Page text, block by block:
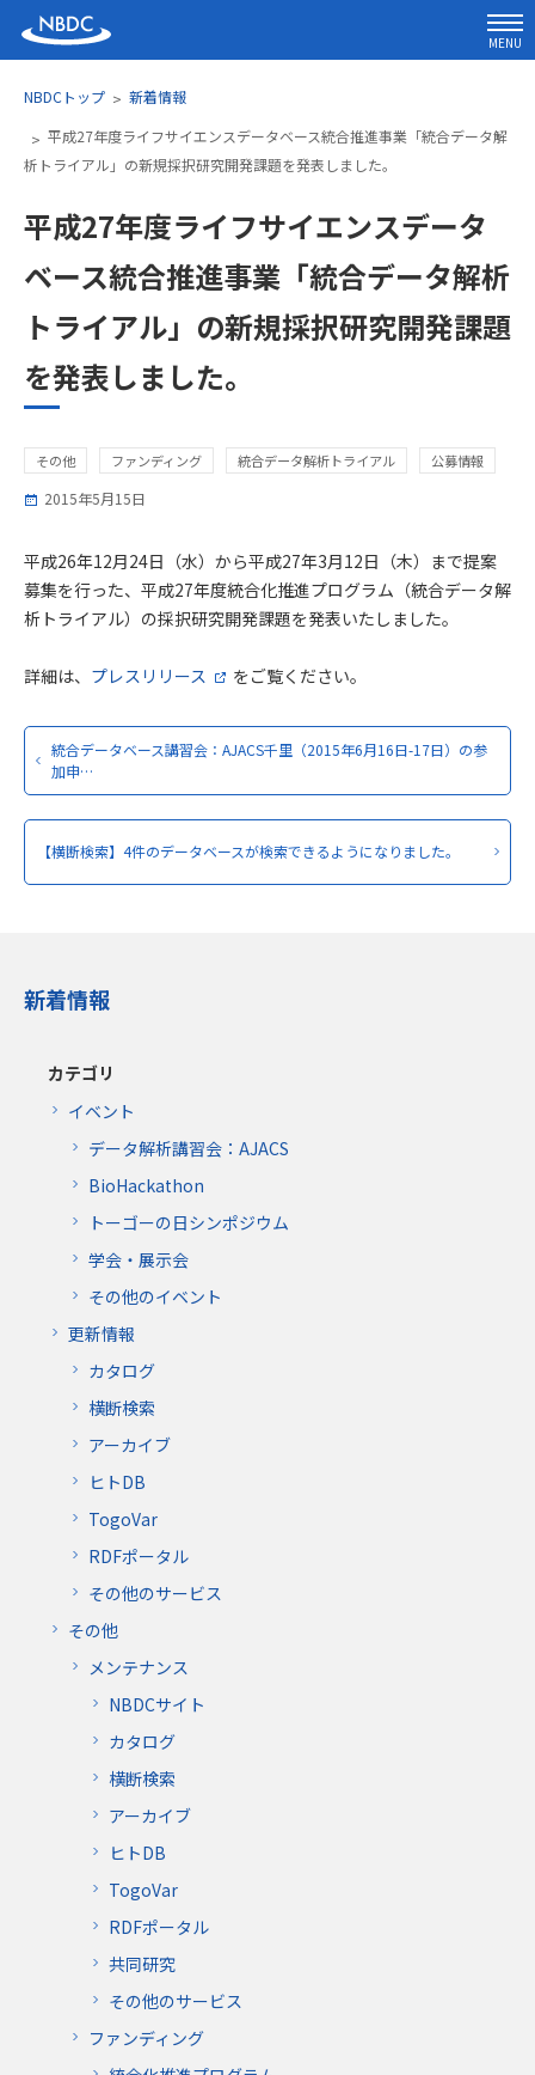
MENU
NBDCトップ
新着情報
平成27年度ライフサイエンスデータベース統合推進事業「統合データ解
析トライアル」の新規採択研究開発課題を発表しました。
平成27年度ライフサイエンスデータ
ベース統合推進事業「統合データ解析
トライアル」の新規採択研究開発課題
を発表しました。
その他 ファンディング 統合データ解析トライアル 公募情報
2015年5月15日
平成26年12月24日（水）から平成27年3月12日（木）まで提案
募集を行った、平成27年度統合化推進プログラム（統合データ解
析トライアル）の採択研究開発課題を発表いたしました。
詳細は、 プレスリリース をご覧ください。
統合データベース講習会：AJACS千里（2015年6月16日-17日）の参
加申…
【横断検索】4件のデータベースが検索できるようになりました。
新着情報
カテゴリ
イベント
データ解析講習会：AJACS
BioHackathon
トーゴーの日シンポジウム
学会・展示会
その他のイベント
更新情報
カタログ
横断検索
アーカイブ
ヒトDB
TogoVar
RDFポータル
その他のサービス
その他
メンテナンス
NBDCサイト
カタログ
横断検索
アーカイブ
ヒトDB
TogoVar
RDFポータル
共同研究
その他のサービス
ファンディング